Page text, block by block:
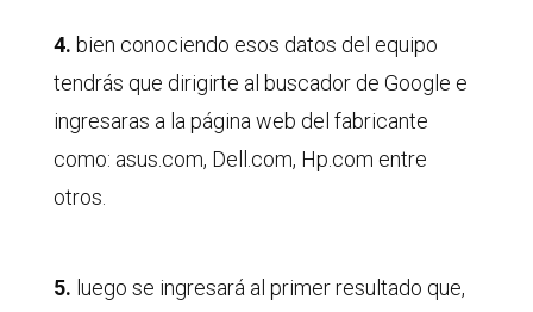
4. bien conociendo esos datos del equipo
tendrás que dirigirte al buscador de Google e
ingresaras a la página web del fabricante
como: asus.com, Dell.com, Hp.com entre
otros.
5. luego se ingresará al primer resultado que,